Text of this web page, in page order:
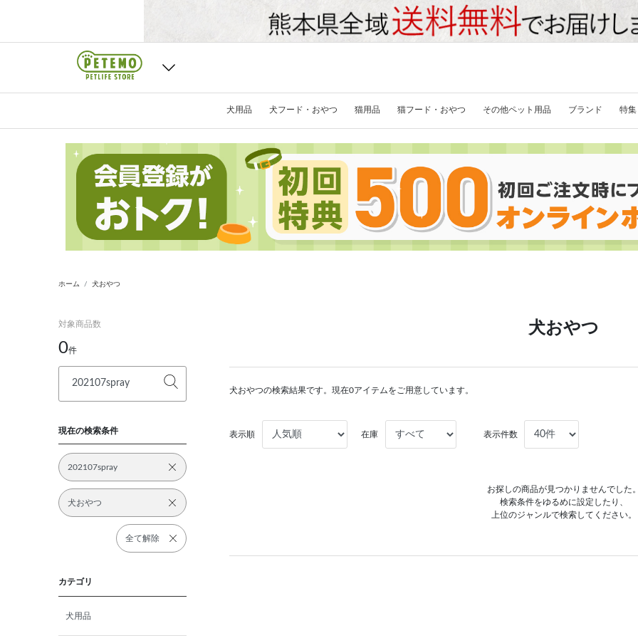
犬用品 犬フード・おやつ 猫用品 猫フード・おやつ その他ペット用品 ブランド 特集
ホーム 犬おやつ
対象商品数
0件
現在の検索条件
202107spray
犬おやつ
全て解除
カテゴリ
犬用品
犬おやつ
犬おやつの検索結果です。現在0アイテムをご用意しています。
表示順 在庫 表示件数
お探しの商品が見つかりませんでした
検索条件をゆるめに設定したり、
上位のジャンルで検索してください。